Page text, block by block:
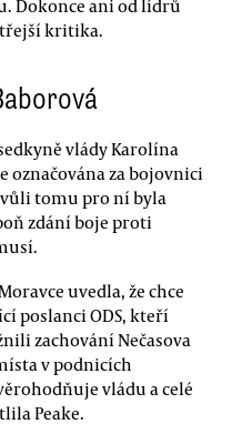
Dokonce ani od lídrů
kritika.
vlády Karolína
označována za bojovnici
tomu pro ní byla
zdání boje proti
uvedla, že chce
poslanci ODS, kteří
zachování Nečasova
v podnicích
vládu a celé
Peake.